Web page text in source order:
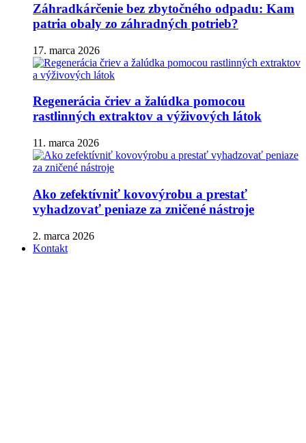
Záhradkárčenie bez zbytočného odpadu: Kam
patria obaly zo záhradných potrieb?
17. marca 2026
Regenerácia čriev a žalúdka pomocou
rastlinných extraktov a výživových látok
11. marca 2026
Ako zefektívniť kovovýrobu a prestať
vyhadzovať peniaze za zničené nástroje
2. marca 2026
Kontakt